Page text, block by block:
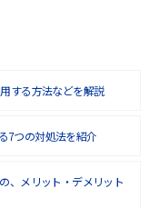
する方法などを解説
7つの対処法を紹介
、メリット・デメリット